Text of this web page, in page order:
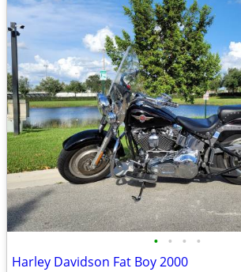
• • • •
Harley Davidson Fat Boy 2000